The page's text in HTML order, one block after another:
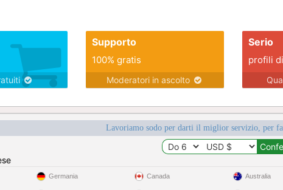
Supporto
100% gratis
Moderatori in ascolto
Serio
profili
Lavoriamo sodo per darti il miglior servizio, per
Germania Canada Australia